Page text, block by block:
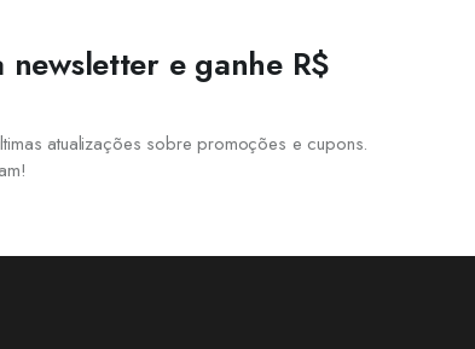
newsletter e ganhe R$
atualizações sobre promoções e cupons.